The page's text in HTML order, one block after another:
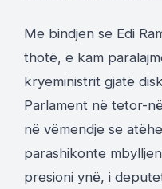
Me bindjen se Edi
thotë, e kam
kryeministrit gjatë
Parlament në tetor-
në vëmendje se
parashikonte
presioni ynë, i